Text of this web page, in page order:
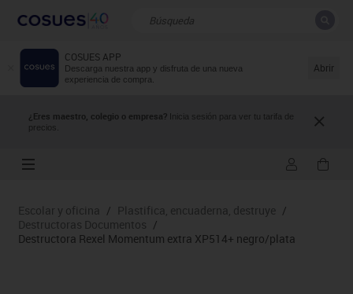
COSUES APP
Descarga nuestra app y disfruta de una nueva
experiencia de compra.
Abrir
¿Eres maestro, colegio o empresa? Inicia sesión para ver tu tarifa de
precios.
Resultados de la búsqueda
Escolar y oficina / Plastifica, encuaderna, destruye /
Destructoras Documentos /
Destructora Rexel Momentum extra XP514+ negro/plata